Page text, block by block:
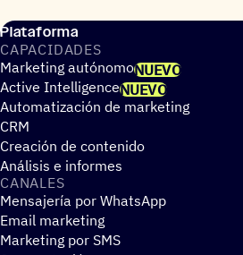
Plataforma
CAPA­CI­DA­DES
Marketing autónomoNUEVO
Active IntelligenceNUEVO
Automatización de marketing
CRM
Creación de contenido
Análisis e informes
CANALES
Mensajería por WhatsApp
Email marketing
Marketing por SMS